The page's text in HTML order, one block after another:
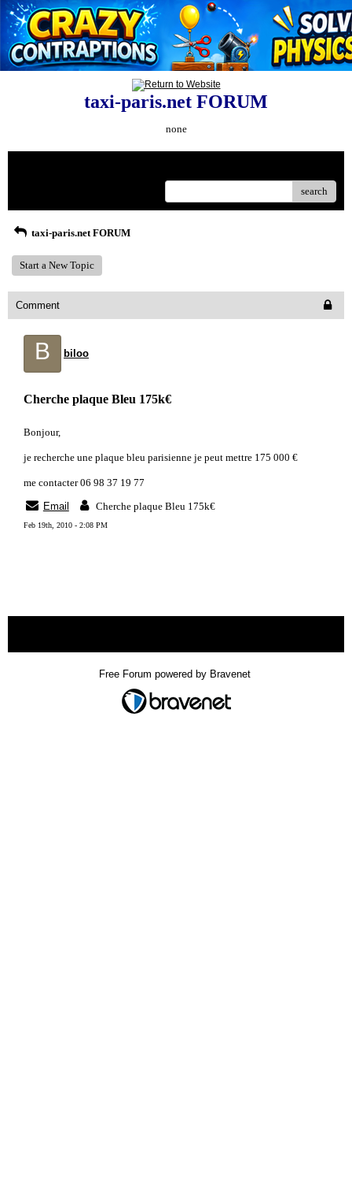
taxi-paris.net FORUM
none
search
taxi-paris.net FORUM
Start a New Topic
Comment
B biloo
Cherche plaque Bleu 175k€
Bonjour,
je recherche une plaque bleu parisienne je peut mettre 175 000 €
me contacter 06 98 37 19 77
Email
Cherche plaque Bleu 175k€
Feb 19th, 2010 - 2:08 PM
Free Forum powered by Bravenet